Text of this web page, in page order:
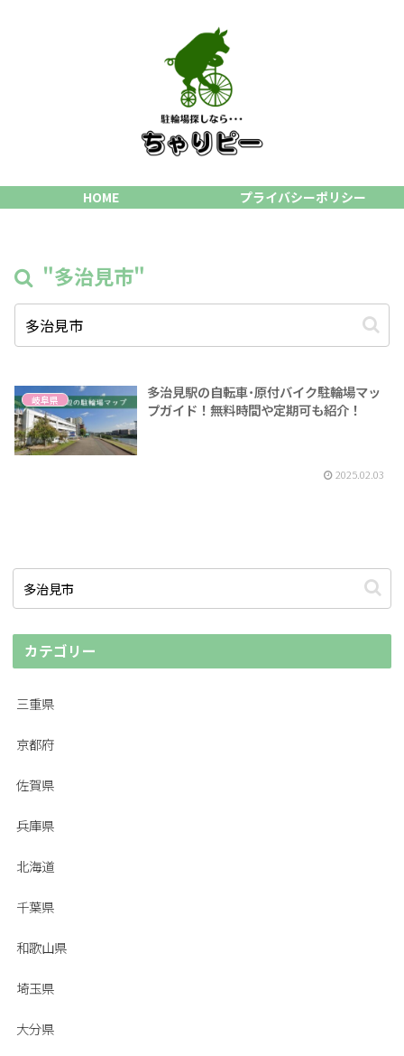
HOME プライバシーポリシー
"多治見市"
岐阜県
多治見駅の自転車･原付バイク駐輪場マッ
プガイド！無料時間や定期可も紹介！
2025.02.03
カテゴリー
三重県
京都府
佐賀県
兵庫県
北海道
千葉県
和歌山県
埼玉県
大分県